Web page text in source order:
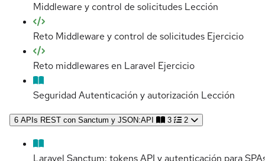
Middleware y control de solicitudes Lección
Reto Middleware y control de solicitudes Ejercicio
Reto middlewares en Laravel Ejercicio
Seguridad Autenticación y autorización Lección
6 APIs REST con Sanctum y JSON:API 3 2
Laravel Sanctum: tokens API y autenticación para